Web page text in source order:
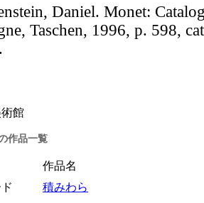
Daniel. Monet:
Taschen, 1996, p. 598,
館
作品一覧
作品名
積みわら